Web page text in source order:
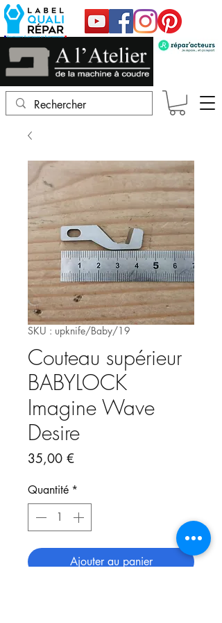
SKU : upknife/Baby/19
Couteau supérieur
BABYLOCK
Imagine Wave
Desire
35,00 €Prix
Quantité *
Ajouter au panier